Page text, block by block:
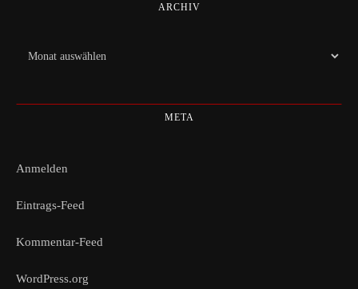
ARCHIV
Archiv
META
Anmelden
Eintrags-Feed
Kommentar-Feed
WordPress.org